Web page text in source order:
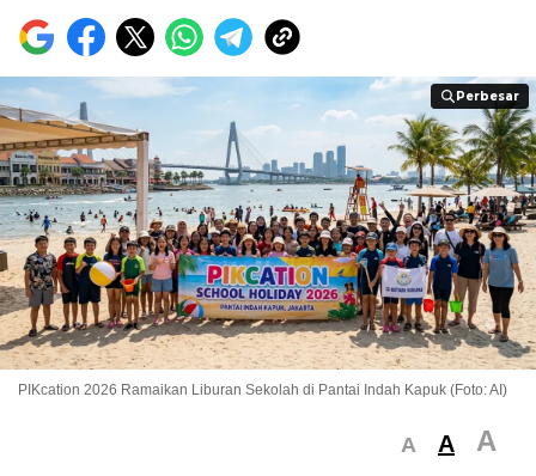
Perbesar
Perbesar
PIKcation 2026 Ramaikan Liburan Sekolah di Pantai Indah Kapuk (Foto: AI)
A A A